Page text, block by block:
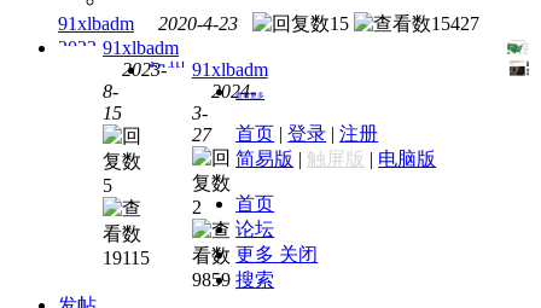
91xlbadm 2020-4-23 15
15427
2023
度
91xlbadm
2023-
8-
15
5
19115
加州
妈
91xlbadm
2024-
3-
27
2
9859
查看更多
首页 |登录 |注册
简易版 | 触屏版 | 电脑版
首页
论坛
更多 关闭
搜索